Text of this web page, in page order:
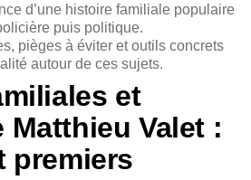
d’une histoire familiale populaire
puis politique.
pièges à éviter et outils concrets
autour de ces sujets.
et
Matthieu Valet :
premiers